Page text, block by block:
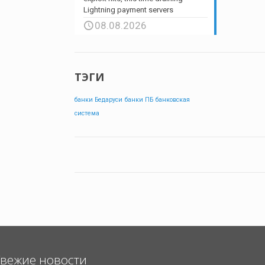
Lightning payment servers
08.08.2026
ТЭГИ
банки Бедаруси банки ПБ банковская
система
новости